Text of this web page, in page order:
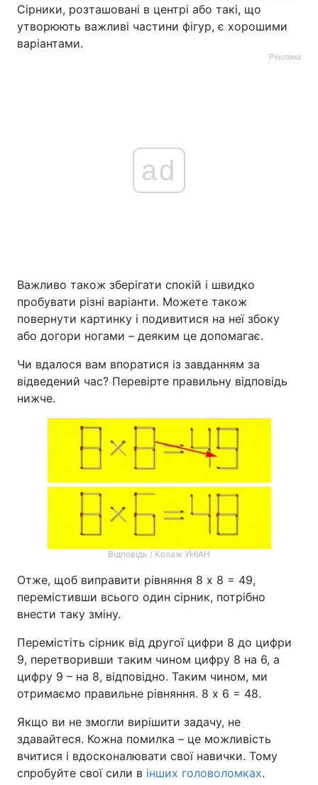
Сірники, розташовані в центрі або такі, що
утворюють важливі частини фігур, є хорошими
варіантами.
Реклама
ad
Важливо також зберігати спокій і швидко
пробувати різні варіанти. Можете також
повернути картинку і подивитися на неї збоку
або догори ногами – деяким це допомагає.
Чи вдалося вам впоратися із завданням за
відведений час? Перевірте правильну відповідь
нижче.
Відповідь / Колаж УНІАН
Отже, щоб виправити рівняння 8 х 8 = 49,
перемістивши всього один сірник, потрібно
внести таку зміну.
Перемістіть сірник від другої цифри 8 до цифри
9, перетворивши таким чином цифру 8 на 6, а
цифру 9 – на 8, відповідно. Таким чином, ми
отримаємо правильне рівняння. 8 х 6 = 48.
Якщо ви не змогли вирішити задачу, не
здавайтеся. Кожна помилка – це можливість
вчитися і вдосконалювати свої навички. Тому
спробуйте свої сили в інших головоломках.